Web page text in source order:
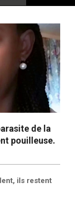
de la
pouilleuse.
ils restent